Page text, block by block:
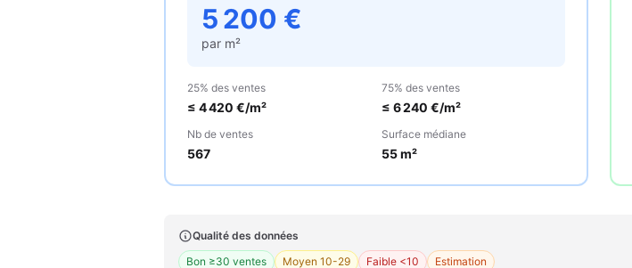
5 200 €
par m²
25% des ventes
≤ 4 420 €/m²
75% des ventes
≤ 6 240 €/m²
Nb de ventes
567
Surface médiane
55m²
Qualité des données
Bon ≥30 ventes
Moyen 10-29 Faible <10 Estimation